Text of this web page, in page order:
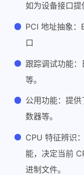
如为设备接口提
PCI 地址抽象
口
跟踪调试功能
等。
公用功能：提
数器等。
CPU 特征辨识
能，决定当前
进制文件。